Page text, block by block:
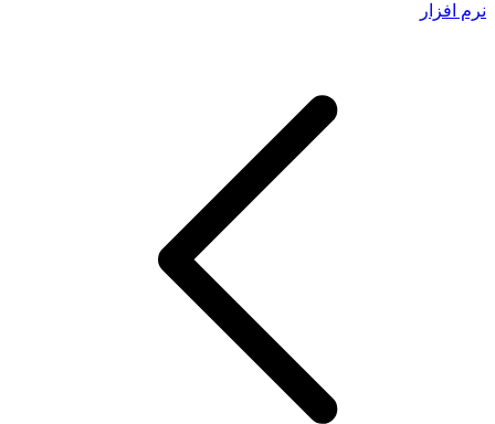
نرم افزار